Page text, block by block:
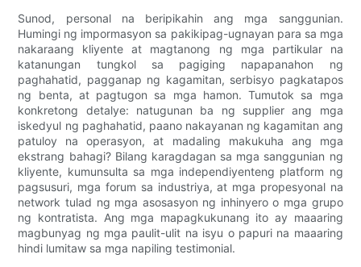
Sunod, personal na beripikahin ang mga sanggunian.
Humingi ng impormasyon sa pakikipag-ugnayan para sa mga
nakaraang kliyente at magtanong ng mga partikular na
katanungan tungkol sa pagiging napapanahon ng
paghahatid, pagganap ng kagamitan, serbisyo pagkatapos
ng benta, at pagtugon sa mga hamon. Tumutok sa mga
konkretong detalye: natugunan ba ng supplier ang mga
iskedyul ng paghahatid, paano nakayanan ng kagamitan ang
patuloy na operasyon, at madaling makukuha ang mga
ekstrang bahagi? Bilang karagdagan sa mga sanggunian ng
kliyente, kumunsulta sa mga independiyenteng platform ng
pagsusuri, mga forum sa industriya, at mga propesyonal na
network tulad ng mga asosasyon ng inhinyero o mga grupo
ng kontratista. Ang mga mapagkukunang ito ay maaaring
magbunyag ng mga paulit-ulit na isyu o papuri na maaaring
hindi lumitaw sa mga napiling testimonial.